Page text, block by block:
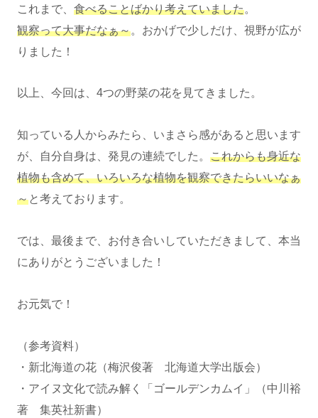
これまで、 食べることばかり考えていました。
観察って大事だなぁ～。おかげで少しだけ、視野が広が
りました！
以上、今回は、4つの野菜の花を見てきました。
知っている人からみたら、いまさら感があると思います
が、自分自身は、発見の連続でした。 これからも身近な
植物も含めて、いろいろな植物を観察できたらいいなぁ
～と考えております。
では、最後まで、お付き合いしていただきまして、本当
にありがとうございました！
お元気で！
（参考資料）
・新北海道の花（梅沢俊著 北海道大学出版会）
・アイヌ文化で読み解く「ゴールデンカムイ」（中川裕
著 集英社新書）